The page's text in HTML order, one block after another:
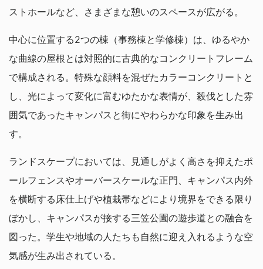
ストホールなど、さまざまな憩いのスペースが広がる。
中心に位置する2つの棟（事務棟と学修棟）は、ゆるやか
な曲線の屋根とは対照的に古典的なコンクリートフレーム
で構成される。特殊な顔料を混ぜたカラーコンクリートと
し、光によって変化に富むゆたかな表情が、殺伐とした雰
囲気であったキャンパスと街にやわらかな印象を生み出
す。
ランドスケープにおいては、見通しがよく高さを抑えたポ
ールフェンスやオーバースケールな正門、キャンパス内外
を横断する床仕上げや植栽帯などにより境界をできる限り
ぼかし、キャンパスが接する三笠公園の遊歩道との融合を
図った。学生や地域の人たちも自然に迎え入れるような空
気感が生み出されている。